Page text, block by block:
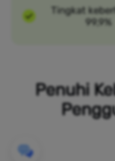
Tingkat
99,9%
Penuhi